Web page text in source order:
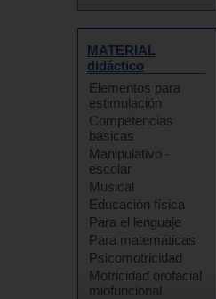
MATERIAL
didáctico
Elementos para
estimulación
Competencias
básicas
Manipulativo -
escolar
Musical
Educación física
Para el lenguaje
Para matemáticas
Psicomotricidad
Motricidad orofacial
miofuncional